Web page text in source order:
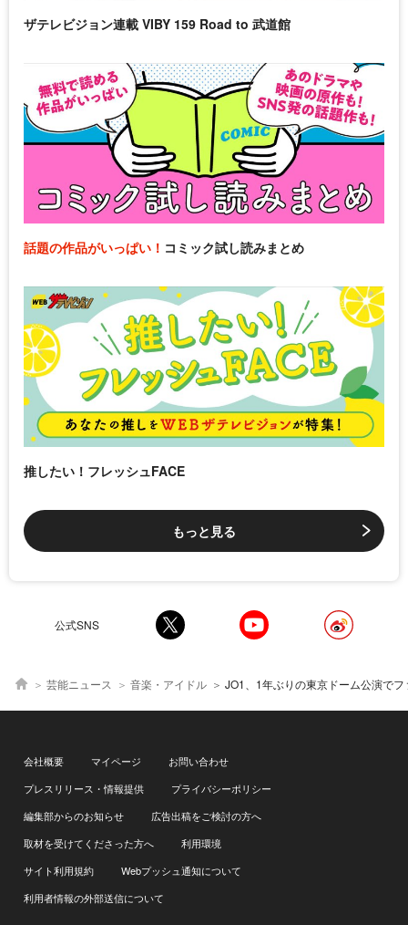
ザテレビジョン連載 VIBY 159 Road to 武道館
話題の作品がいっぱい！ コミック試し読みまとめ
推したい！フレッシュFACE
もっと見る
公式SNS
芸能ニュース 音楽・アイドル JO1、1年ぶりの東京ドーム公演でファンと“永縁”を紡ぐ 豆原一成「僕たちはまだまだ諦めず
会社概要 マイページ
お問い合わせ
プレスリリース・情報提供
プライバシーポリシー
編集部からのお知らせ
広告出稿をご検討の方へ
取材を受けてくださった方へ
利用環境
サイト利用規約
Webプッシュ通知について
利用者情報の外部送信について